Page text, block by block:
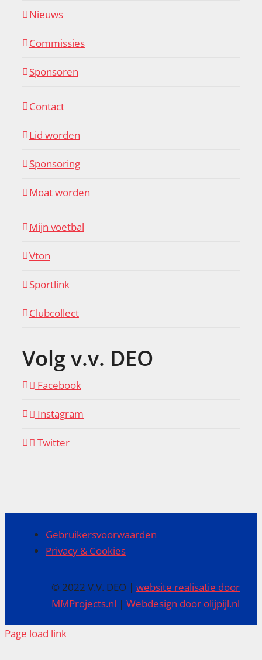
Nieuws
Commissies
Sponsoren
Contact
Lid worden
Sponsoring
Moat worden
Mijn voetbal
Vton
Sportlink
Clubcollect
Volg v.v. DEO
Facebook
Instagram
Twitter
Gebruikersvoorwaarden
Privacy & Cookies
© 2022 V.V. DEO |website realisatie door
MMProjects.nl |Webdesign door olijpijl.nl
Page load link